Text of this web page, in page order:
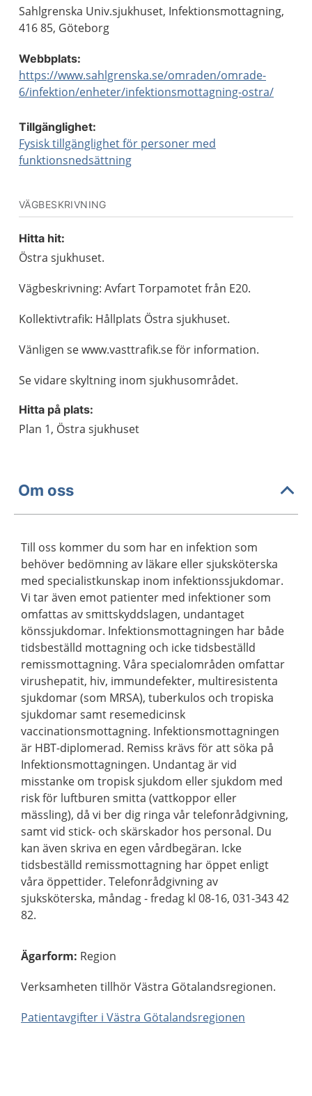
Sahlgrenska Univ.sjukhuset, Infektionsmottagning,
416 85, Göteborg
Webbplats:
https://www.sahlgrenska.se/omraden/omrade-
6/infektion/enheter/infektionsmottagning-ostra/
Tillgänglighet:
Fysisk tillgänglighet för personer med
funktionsnedsättning
VÄGBESKRIVNING
Hitta hit:
Östra sjukhuset.
Vägbeskrivning: Avfart Torpamotet från E20.
Kollektivtrafik: Hållplats Östra sjukhuset.
Vänligen se www.vasttrafik.se för information.
Se vidare skyltning inom sjukhusområdet.
Hitta på plats:
Plan 1, Östra sjukhuset
Om oss
Till oss kommer du som har en infektion som
behöver bedömning av läkare eller sjuksköterska
med specialistkunskap inom infektionssjukdomar.
Vi tar även emot patienter med infektioner som
omfattas av smittskyddslagen, undantaget
könssjukdomar. Infektionsmottagningen har både
tidsbeställd mottagning och icke tidsbeställd
remissmottagning. Våra specialområden omfattar
virushepatit, hiv, immundefekter, multiresistenta
sjukdomar (som MRSA), tuberkulos och tropiska
sjukdomar samt resemedicinsk
vaccinationsmottagning. Infektionsmottagningen
är HBT-diplomerad. Remiss krävs för att söka på
Infektionsmottagningen. Undantag är vid
misstanke om tropisk sjukdom eller sjukdom med
risk för luftburen smitta (vattkoppor eller
mässling), då vi ber dig ringa vår telefonrådgivning,
samt vid stick- och skärskador hos personal. Du
kan även skriva en egen vårdbegäran. Icke
tidsbeställd remissmottagning har öppet enligt
våra öppettider. Telefonrådgivning av
sjuksköterska, måndag - fredag kl 08-16, 031-343 42
82.
Ägarform: Region
Verksamheten tillhör Västra Götalandsregionen.
Patientavgifter i Västra Götalandsregionen